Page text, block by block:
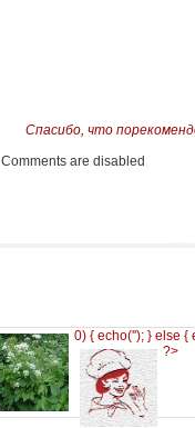
Спасибо, что
Comments are disabled
0) { echo(''); } else {
?>